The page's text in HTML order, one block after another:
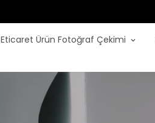
Eticaret Ürün Fotoğraf Çekimi